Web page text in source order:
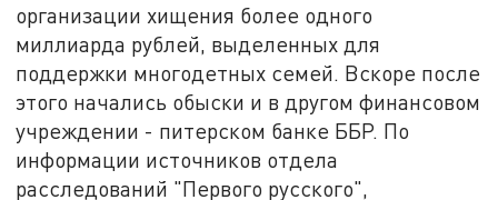
организации хищения более одного
миллиарда рублей, выделенных для
поддержки многодетных семей. Вскоре после
этого начались обыски и в другом финансовом
учреждении - питерском банке ББР. По
информации источников отдела
расследований "Первого русского",